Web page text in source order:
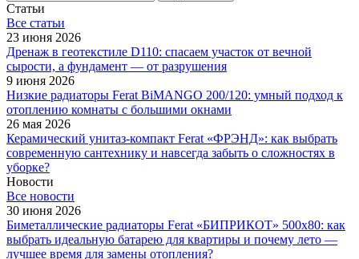
Статьи
Все cтатьи
23 июня 2026
Дренаж в геотекстиле D110: спасаем участок от вечной
сырости, а фундамент — от разрушения
9 июня 2026
Низкие радиаторы Ferat BiMANGO 200/120: умный подход к
отоплению комнаты с большими окнами
26 мая 2026
Керамический унитаз-компакт Ferat «ФРЭНД»: как выбрать
современную сантехнику и навсегда забыть о сложностях в
уборке?
Новости
Все новости
30 июня 2026
Биметаллические радиаторы Ferat «БИПРИКОТ» 500x80: как
выбрать идеальную батарею для квартиры и почему лето —
лучшее время для замены отопления?